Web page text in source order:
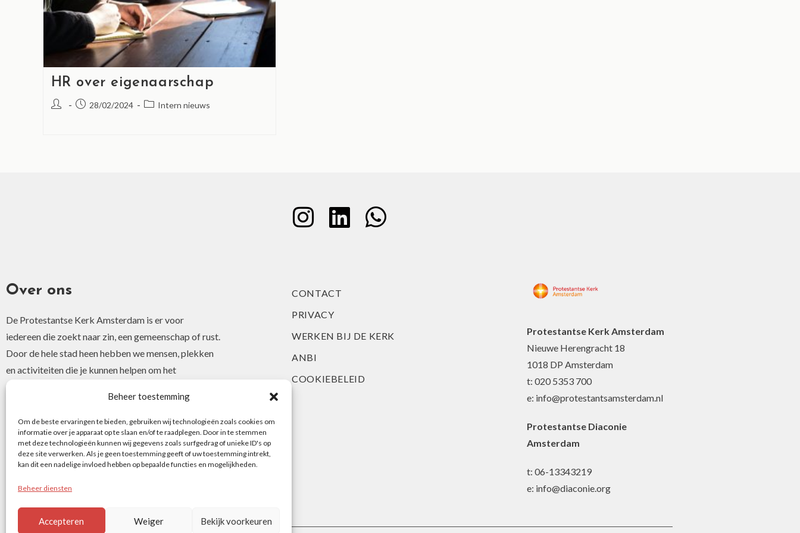
Beheer toestemming
Om de beste ervaringen te bieden, gebruiken wij technologieën zoals cookies om
informatie over je apparaat op te slaan en/of te raadplegen. Door in te stemmen
met deze technologieën kunnen wij gegevens zoals surfgedrag of unieke ID's op
deze site verwerken. Als je geen toestemming geeft of uw toestemming intrekt,
kan dit een nadelige invloed hebben op bepaalde functies en mogelijkheden.
Beheer diensten
Accepteren Weiger Bekijk voorkeuren
HR over eigenaarschap
28/02/2024 Intern nieuws
Over ons
De Protestantse Kerk Amsterdam is er voor
iedereen die zoekt naar zin, een gemeenschap of rust.
Door de hele stad heen hebben we mensen, plekken
en activiteiten die je kunnen helpen om het
christelijke geloof of je interesse hierin te ontdekken.
CONTACT
PRIVACY
WERKEN BIJ DE KERK
ANBI
COOKIEBELEID
Protestantse Kerk Amsterdam
Nieuwe Herengracht 18
1018 DP Amsterdam
t: 020 5353 700
e: info@protestantsamsterdam.nl
Protestantse Diaconie
Amsterdam
t: 06-13343219
e: info@diaconie.org